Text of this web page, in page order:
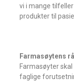
vi i mange
produkter til
Farmasøytens
Farmasøyter
faglige